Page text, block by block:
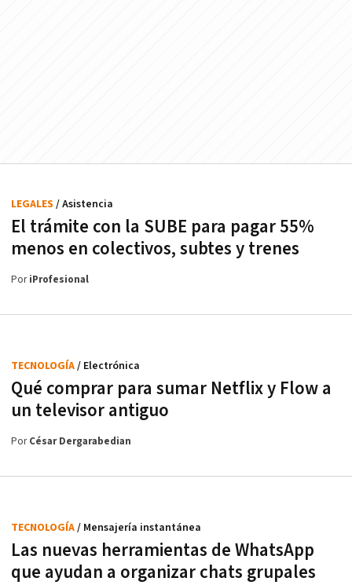
El trámite con la SUBE para pagar 55%
menos en colectivos, subtes y trenes
LEGALES / Asistencia
PoriProfesional
Qué comprar para sumar Netflix y Flow a
un televisor antiguo
TECNOLOGÍA/ Electrónica
PorCésar Dergarabedian
Las nuevas herramientas de WhatsApp
que ayudan a organizar chats grupales
TECNOLOGÍA/ Mensajería instantánea